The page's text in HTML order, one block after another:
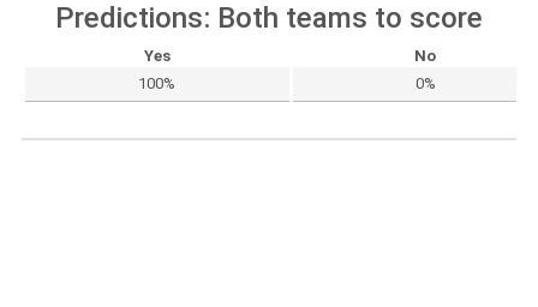
Predictions: Both teams to score
Yes
No
100%
0%